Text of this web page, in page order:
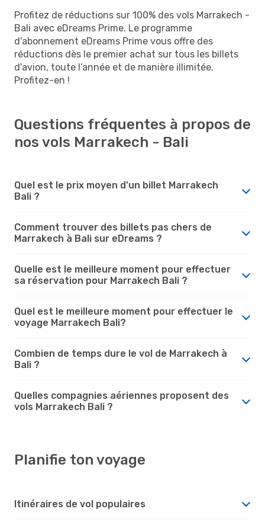
Profitez de réductions sur 100% des vols Marrakech -
Bali avec eDreams Prime. Le programme
d'abonnement eDreams Prime vous offre des
réductions dès le premier achat sur tous les billets
d'avion, toute l’année et de manière illimitée.
Profitez-en !
Questions fréquentes à propos de
nos vols Marrakech - Bali
Quel est le prix moyen d'un billet Marrakech
Bali ?
Comment trouver des billets pas chers de
Marrakech à Bali sur eDreams ?
Quelle est le meilleure moment pour effectuer
sa réservation pour Marrakech Bali ?
Quel est le meilleure moment pour effectuer le
voyage Marrakech Bali?
Combien de temps dure le vol de Marrakech à
Bali ?
Quelles compagnies aériennes proposent des
vols Marrakech Bali ?
Planifie ton voyage
Itinéraires de vol populaires